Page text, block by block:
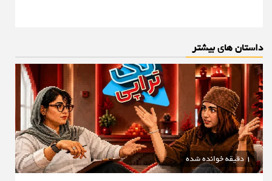
داستان های بیشتر
1 دقیقه خوانده شده